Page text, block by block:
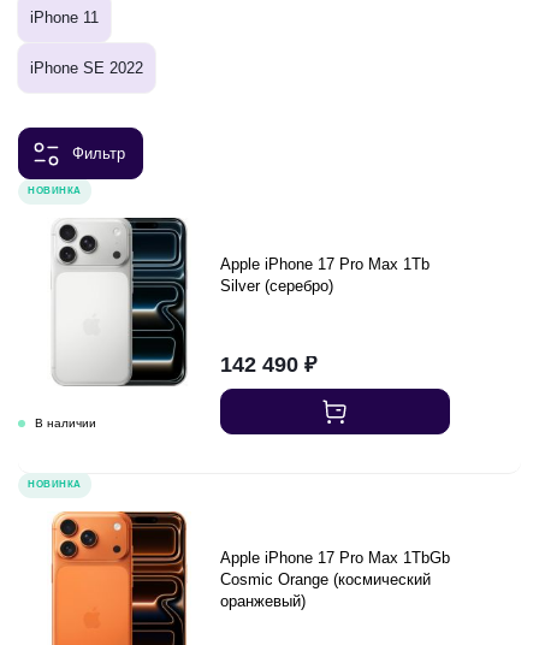
iPhone 11
iPhone SE 2022
Фильтр
НОВИНКА
Apple iPhone 17 Pro Max 1Tb
Silver (серебро)
142 490₽
НОВИНКА
Apple iPhone 17 Pro Max 1TbGb
Cosmic Orange (космический
оранжевый)